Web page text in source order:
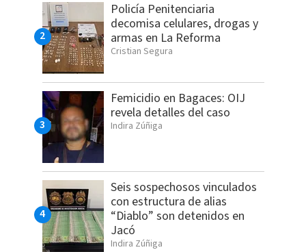
Policía Penitenciaria
decomisa celulares, drogas y
armas en La Reforma
Cristian Segura
Femicidio en Bagaces: OIJ
revela detalles del caso
Indira Zúñiga
Seis sospechosos vinculados
con estructura de alias
“Diablo” son detenidos en
Jacó
Indira Zúñiga